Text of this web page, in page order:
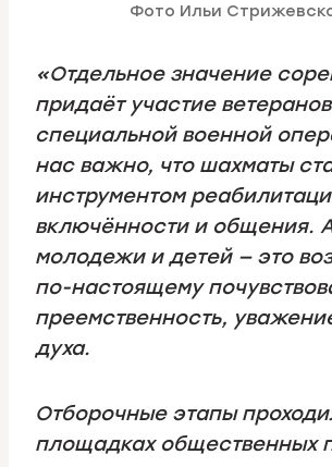
Фото Ильи
«Отдельное значение
придаёт участие ветеранов
специальной военной
нас важно, что шахматы
инструментом
включённости и общения.
молодежи и детей — это
по-настоящему
преемственность,
духа.
Отборочные этапы
площадках общественных